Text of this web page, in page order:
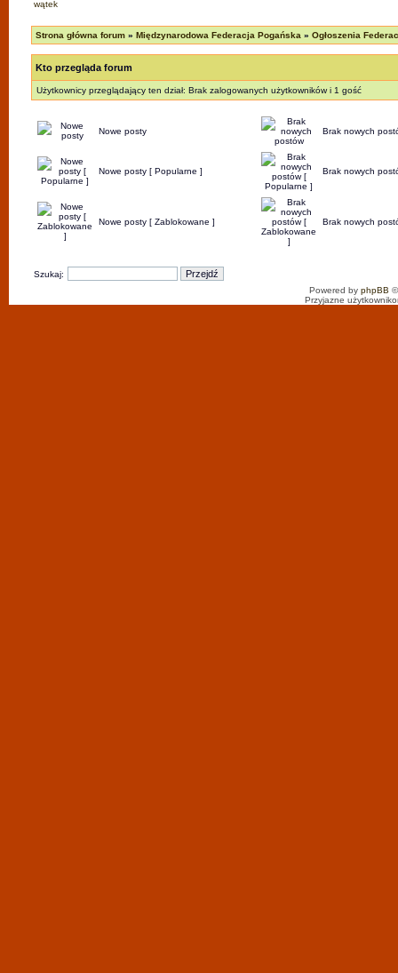
Strona główna forum » Międzynarodowa Federacja Pogańska » Ogłoszenia
Kto przegląda forum
Użytkownicy przeglądający ten dział: Brak zalogowanych użytkowników i 1 gość
Nowe posty Brak nowych
Nowe posty [ Popularne ] Brak nowych
Nowe posty [ Zablokowane ] Brak nowych
Szukaj:
Powered by phpBB
Przyjazne